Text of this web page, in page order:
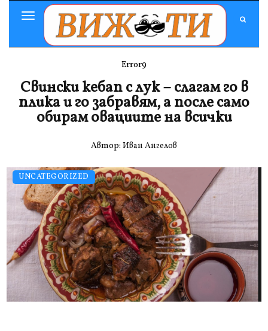
Toggle
Navigation
UNCATEGORIZED
Error9
Свински кебап с лук – слагам го в
плика и го забравям, а после само
обирам овациите на всички
Автор: Иван Ангелов